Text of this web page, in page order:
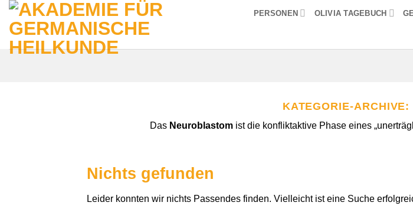
Zum
Inhalt
springen
PERSONEN OLIVIA TAGEBUCH
KATEGORIE-ARCHIVE:
Das Neuroblastomist die konfliktaktive Phase eines
Nichts gefunden
Leider konnten wir nichts Passendes finden. Vielleicht ist eine Suche